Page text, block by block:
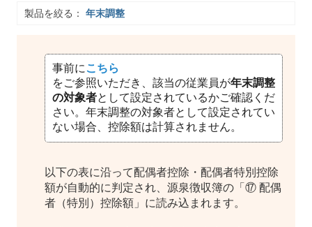
製品を絞る： 年末調整
事前に こちら
をご参照いただき、該当の従業員が年末調整
の対象者として設定されているかご確認くだ
さい。年末調整の対象者として設定されてい
ない場合、控除額は計算されません。
以下の表に沿って配偶者控除・配偶者特別控除
額が自動的に判定され、源泉徴収簿の「⑰ 配偶
者（特別）控除額」に読み込まれます。